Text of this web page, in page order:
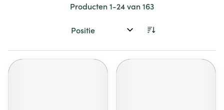
Producten1-24van163
Sorteer op: